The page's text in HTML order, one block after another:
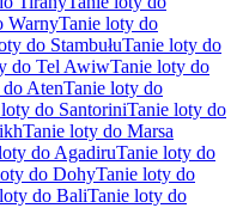
WarnyTanie loty do
do StambułuTanie loty do
do Tel AwiwTanie loty do
AtenTanie loty do
do SantoriniTanie loty do
Tanie loty do Marsa
do AgadiruTanie loty do
do DohyTanie loty do
do BaliTanie loty do